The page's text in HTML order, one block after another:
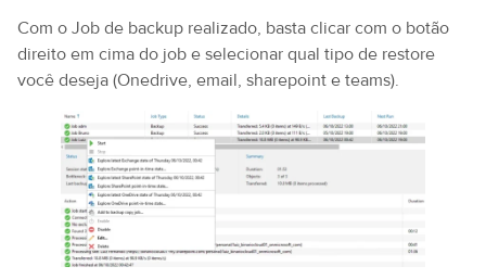
Com o Job de backup realizado, basta clicar com o botão
direito em cima do job e selecionar qual tipo de restore
você deseja (Onedrive, email, sharepoint e teams).